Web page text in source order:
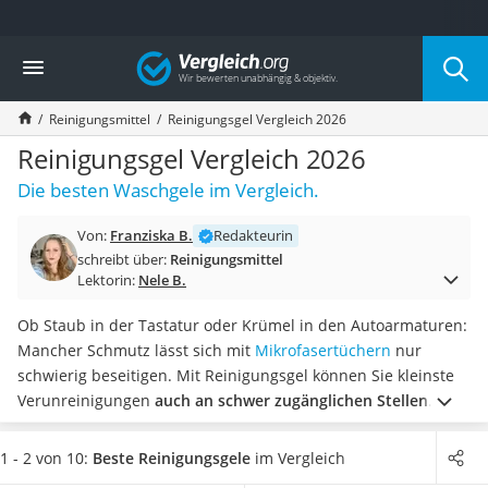
Die beliebtesten Vergleiche nach Kategorie
Drogerie
Inhalator
Haarschneider
Rollator
Braun Rasierer
Katzenklappe (Chip)
Masturbator
Massagepistole
Reisehaartrockner
Eiweißpulver
Magnesiumpräparat
Katzenklappe
Nackenmassagegerät
Zeckenschutz Katze
Vergleich
Reinigungsmittel Reinigungsgel Vergleich 2026
Reinigungsgel Vergleich 2026
Die besten Waschgele im Vergleich.
Von: Franziska B.
Redakteurin
schreibt über: Reinigungsmittel
Lektorin: Nele B.
Ob Staub in der Tastatur oder Krümel in den Autoarmaturen:
Mancher Schmutz lässt sich mit Mikrofasertüchern nur
schwierig beseitigen. Mit Reinigungsgel können Sie kleinste
Verunreinigungen auch an schwer zugänglichen Stellen
beseitigen.Hierzu wird das Gel einfach in die
entsprechenden Zwischenräume gedrückt, sodass der
1 - 2 von 10: Beste Reinigungsgele im Vergleich